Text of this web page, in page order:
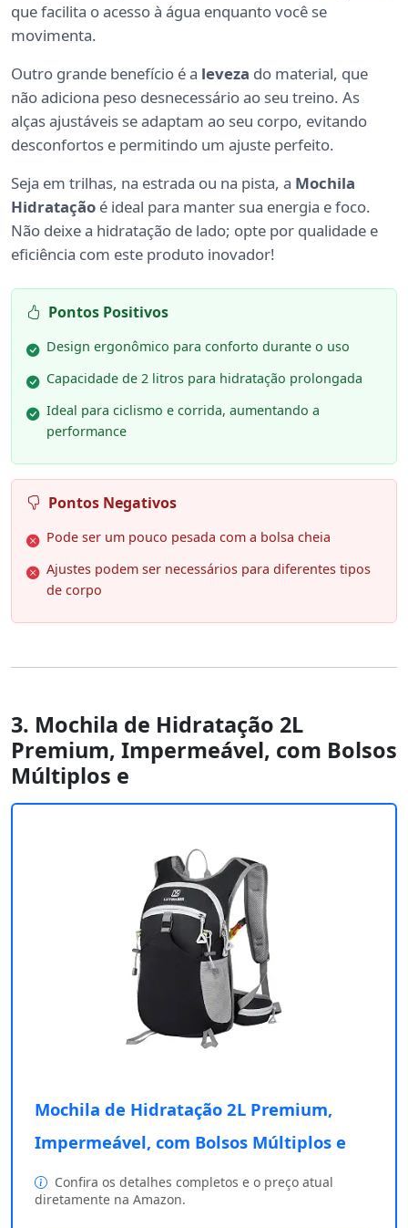
que facilita o acesso à água enquanto você se
movimenta.
Outro grande benefício é a leveza do material, que
não adiciona peso desnecessário ao seu treino. As
alças ajustáveis se adaptam ao seu corpo, evitando
desconfortos e permitindo um ajuste perfeito.
Seja em trilhas, na estrada ou na pista, a Mochila
Hidratação é ideal para manter sua energia e foco.
Não deixe a hidratação de lado; opte por qualidade e
eficiência com este produto inovador!
Pontos Positivos
Design ergonômico para conforto durante o uso
Capacidade de 2 litros para hidratação prolongada
Ideal para ciclismo e corrida, aumentando a
performance
Pontos Negativos
Pode ser um pouco pesada com a bolsa cheia
Ajustes podem ser necessários para diferentes tipos
de corpo
3. Mochila de Hidratação 2L
Premium, Impermeável, com Bolsos
Múltiplos e
Mochila de Hidratação 2L Premium,
Impermeável, com Bolsos Múltiplos e
Confira os detalhes completos e o preço atual
diretamente na Amazon.